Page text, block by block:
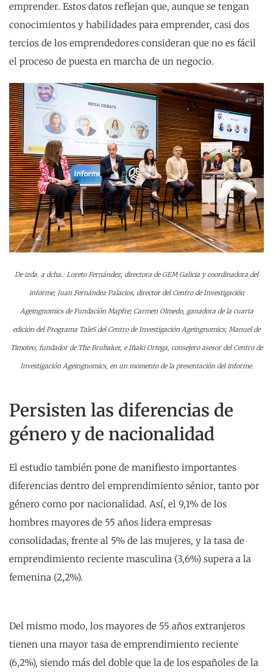
emprender. Estos datos reflejan que, aunque se tengan
conocimientos y habilidades para emprender, casi dos
tercios de los emprendedores consideran que no es fácil
el proceso de puesta en marcha de un negocio.
De izda. a dcha.: Loreto Fernández, directora de GEM Galicia y coordinadora del
informe; Juan Fernández Palacios, director del Centro de Investigación
Ageingnomics de Fundación Mapfre; Carmen Olmedo, ganadora de la cuarta
edición del Programa TaleS del Centro de Investigación Ageingnomics; Manuel de
Timoteo, fundador de The Brubaker, e Iñaki Ortega, consejero asesor del Centro de
Investigación Ageingnomics, en un momento de la presentación del informe.
Persisten las diferencias de
género y de nacionalidad
El estudio también pone de manifiesto importantes
diferencias dentro del emprendimiento sénior, tanto por
género como por nacionalidad. Así, el 9,1% de los
hombres mayores de 55 años lidera empresas
consolidadas, frente al 5% de las mujeres, y la tasa de
emprendimiento reciente masculina (3,6%) supera a la
femenina (2,2%).
Del mismo modo, los mayores de 55 años extranjeros
tienen una mayor tasa de emprendimiento reciente
(6,2%), siendo más del doble que la de los españoles de la